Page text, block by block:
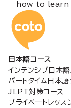
how to learn
コト
日本語コース
インテンシブ日本語
パートタイム日本語
JLPT対策コース
プライベートレッス